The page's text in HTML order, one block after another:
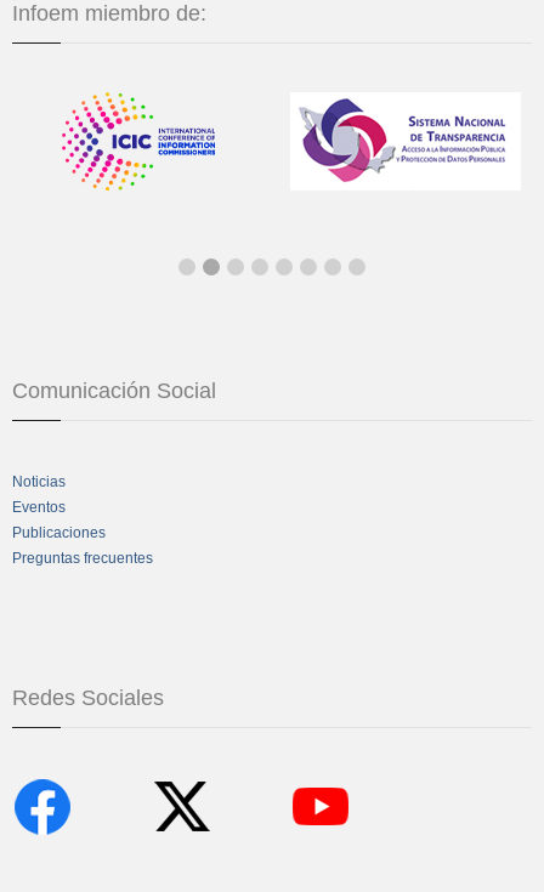
Infoem miembro de:
Comunicación Social
Noticias
Eventos
Publicaciones
Preguntas frecuentes
Redes Sociales